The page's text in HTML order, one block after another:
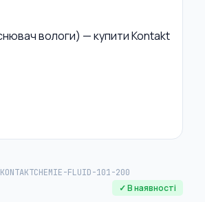
KONTAKTCHEMIE-FLUID-101-200
✓ В наявності